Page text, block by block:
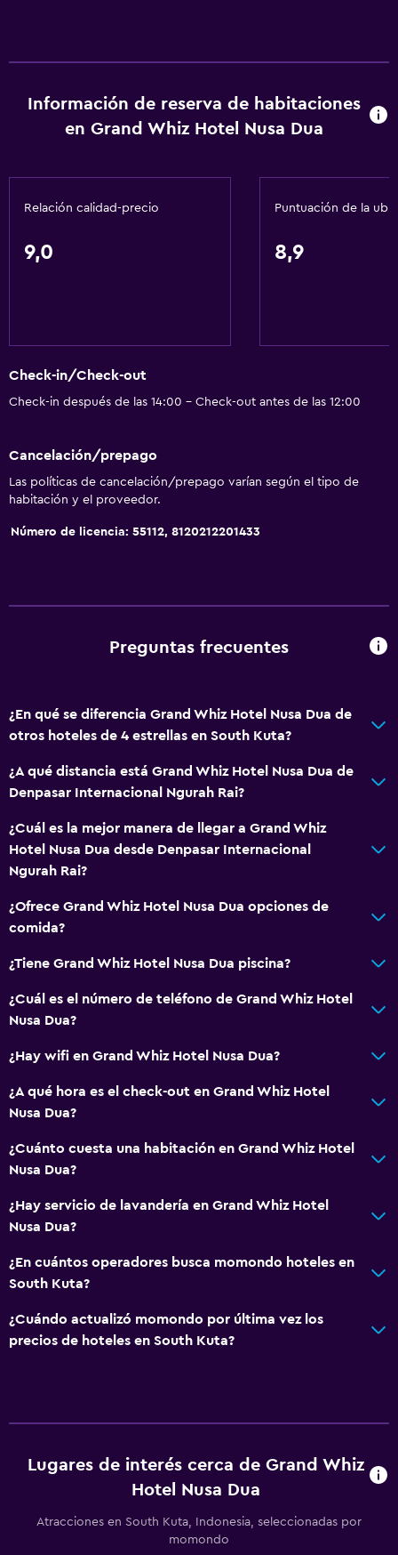
Información de reserva de habitaciones
en Grand Whiz Hotel Nusa Dua
Relación calidad-precio
9,0
Puntuación de la
8,9
Check-in/Check-out
Check-in después de las 14:00 - Check-out antes de las 12:00
Cancelación/prepago
Las políticas de cancelación/prepago varían según el tipo de
habitación y el proveedor.
Número de licencia: 55112, 8120212201433
Preguntas frecuentes
¿En qué se diferencia Grand Whiz Hotel Nusa Dua de
otros hoteles de 4 estrellas en South Kuta?
¿A qué distancia está Grand Whiz Hotel Nusa Dua de
Denpasar Internacional Ngurah Rai?
¿Cuál es la mejor manera de llegar a Grand Whiz
Hotel Nusa Dua desde Denpasar Internacional
Ngurah Rai?
¿Ofrece Grand Whiz Hotel Nusa Dua opciones de
comida?
¿Tiene Grand Whiz Hotel Nusa Dua piscina?
¿Cuál es el número de teléfono de Grand Whiz Hotel
Nusa Dua?
¿Hay wifi en Grand Whiz Hotel Nusa Dua?
¿A qué hora es el check-out en Grand Whiz Hotel
Nusa Dua?
¿Cuánto cuesta una habitación en Grand Whiz Hotel
Nusa Dua?
¿Hay servicio de lavandería en Grand Whiz Hotel
Nusa Dua?
¿En cuántos operadores busca momondo hoteles en
South Kuta?
¿Cuándo actualizó momondo por última vez los
precios de hoteles en South Kuta?
Lugares de interés cerca de Grand Whiz
Hotel Nusa Dua
Atracciones en South Kuta, Indonesia, seleccionadas por
momondo